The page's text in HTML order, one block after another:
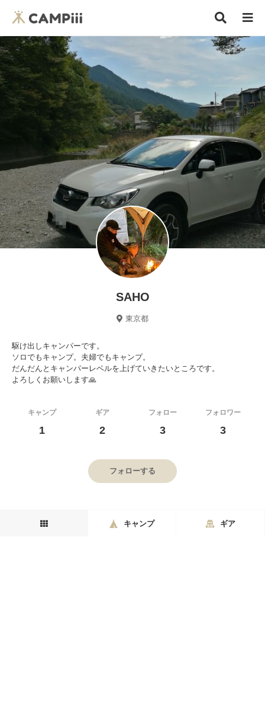
SAHO
東京都
駆け出しキャンパーです。
ソロでもキャンプ。夫婦でもキャンプ。
だんだんとキャンパーレベルを上げていきたいところです。
よろしくお願いします🙏
キャンプ
1
ギア
2
フォロー
3
フォロワー
3
フォローする
キャンプ ギア